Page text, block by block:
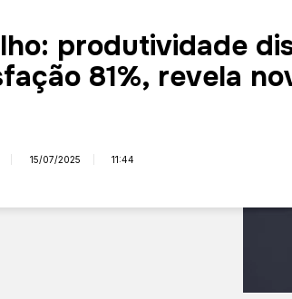
produtividade
81%, revela
15/07/2025 11:44